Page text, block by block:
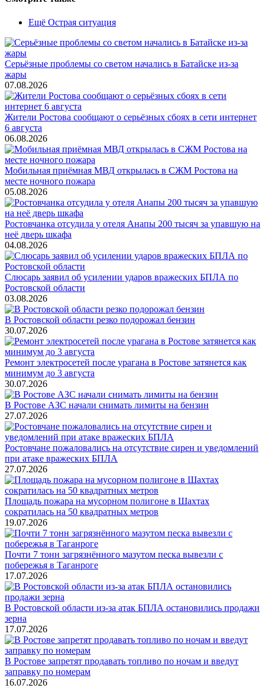
Ещё Острая ситуация
Серьёзные проблемы со светом начались в Батайске из-за
жары
07.08.2026
Жители Ростова сообщают о серьёзных сбоях в сети интернет
6 августа
06.08.2026
Мобильная приёмная МВД открылась в СЖМ Ростова на
месте ночного пожара
05.08.2026
Ростовчанка отсудила у отеля Анапы 200 тысяч за упавшую на
неё дверь шкафа
04.08.2026
Слюсарь заявил об усилении ударов вражеских БПЛА по
Ростовской области
03.08.2026
В Ростовской области резко подорожал бензин
30.07.2026
Ремонт электросетей после урагана в Ростове затянется как
минимум до 3 августа
30.07.2026
В Ростове АЗС начали снимать лимиты на бензин
27.07.2026
Ростовчане пожаловались на отсутствие сирен и уведомлений
при атаке вражеских БПЛА
27.07.2026
Площадь пожара на мусорном полигоне в Шахтах
сократилась на 50 квадратных метров
19.07.2026
Почти 7 тонн загрязнённого мазутом песка вывезли с
побережья в Таганроге
17.07.2026
В Ростовской области из-за атак БПЛА остановились продажи
зерна
17.07.2026
В Ростове запретят продавать топливо по ночам и введут
заправку по номерам
16.07.2026